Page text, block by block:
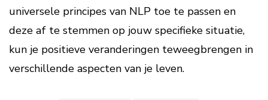
universele principes van NLP toe te passen en
deze af te stemmen op jouw specifieke situatie,
kun je positieve veranderingen teweegbrengen in
verschillende aspecten van je leven.